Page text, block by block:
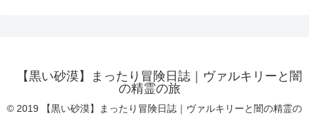
【黒い砂漠】まったり冒険日誌｜ヴァルキリーと闇
の精霊の旅
© 2019 【黒い砂漠】まったり冒険日誌｜ヴァルキリーと闇の精霊の